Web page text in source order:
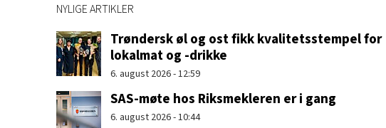
NYLIGE ARTIKLER
Trøndersk øl og ost fikk kvalitetsstempel for
lokalmat og -drikke
6. august 2026 - 12:59
SAS-møte hos Riksmekleren er i gang
6. august 2026 - 10:44